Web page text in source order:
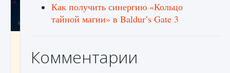
Creatures of Ava
9 августа 2024 1 393
Как получить синергию «Кольцо
тайной магии» в Baldur’s Gate 3
Комментарии